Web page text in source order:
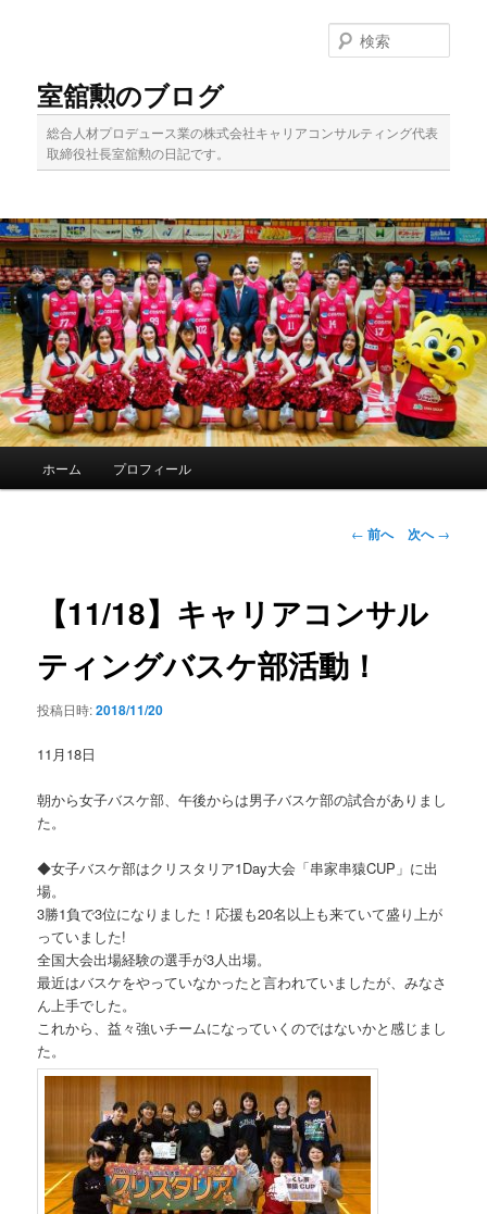
移
動
室舘勲のブログ
総合人材プロデュース業の株式会社キャリアコンサルティング代表
取締役社長室舘勲の日記です。
索
ホーム プロフィール
投
ゲ
シ
← 前へ 次へ→
【11/18】キャリアコンサル
ティングバスケ部活動！
投稿日時:2018/11/20
11月18日
朝から女子バスケ部、午後からは男子バスケ部の試合がありまし
た。
◆女子バスケ部はクリスタリア1Day大会「串家串猿CUP」に出
場。
3勝1負で3位になりました！応援も20名以上も来ていて盛り上が
っていました!
全国大会出場経験の選手が3人出場。
最近はバスケをやっていなかったと言われていましたが、みなさ
ん上手でした。
これから、益々強いチームになっていくのではないかと感じまし
た。